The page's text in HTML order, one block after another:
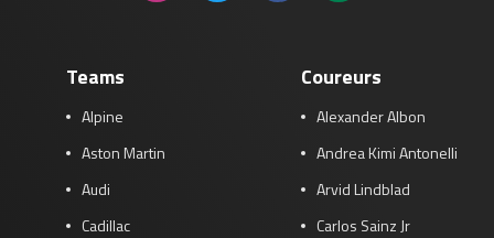
Teams
Alpine
Aston Martin
Audi
Cadillac
Coureurs
Alexander Albon
Andrea Kimi Antonelli
Arvid Lindblad
Carlos Sainz Jr